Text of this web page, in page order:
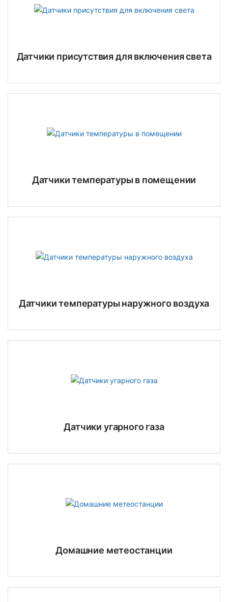
Датчики присутствия для включения света
Датчики температуры в помещении
Датчики температуры наружного воздуха
Датчики угарного газа
Домашние метеостанции